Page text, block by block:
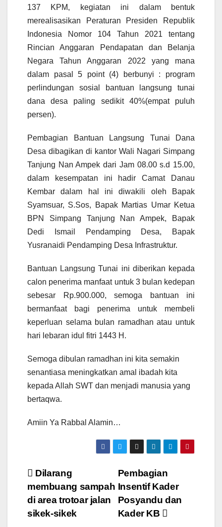
137 KPM, kegiatan ini dalam bentuk
merealisasikan Peraturan Presiden Republik
Indonesia Nomor 104 Tahun 2021 tentang
Rincian Anggaran Pendapatan dan Belanja
Negara Tahun Anggaran 2022 yang mana
dalam pasal 5 point (4) berbunyi : program
perlindungan sosial bantuan langsung tunai
dana desa paling sedikit 40%(empat puluh
persen).
Pembagian Bantuan Langsung Tunai Dana
Desa dibagikan di kantor Wali Nagari Simpang
Tanjung Nan Ampek dari Jam 08.00 s.d 15.00,
dalam kesempatan ini hadir Camat Danau
Kembar dalam hal ini diwakili oleh Bapak
Syamsuar, S.Sos, Bapak Martias Umar Ketua
BPN Simpang Tanjung Nan Ampek, Bapak
Dedi Ismail Pendamping Desa, Bapak
Yusranaidi Pendamping Desa Infrastruktur.
Bantuan Langsung Tunai ini diberikan kepada
calon penerima manfaat untuk 3 bulan kedepan
sebesar Rp.900.000, semoga bantuan ini
bermanfaat bagi penerima untuk membeli
keperluan selama bulan ramadhan atau untuk
hari lebaran idul fitri 1443 H.
Semoga dibulan ramadhan ini kita semakin
senantiasa meningkatkan amal ibadah kita
kepada Allah SWT dan menjadi manusia yang
bertaqwa.
Amiin Ya Rabbal Alamin…
Post
navigation
Pembagian
Insentif Kader
Posyandu dan
Kader KB
Dilarang
membuang sampah
di area trotoar jalan
sikek-sikek